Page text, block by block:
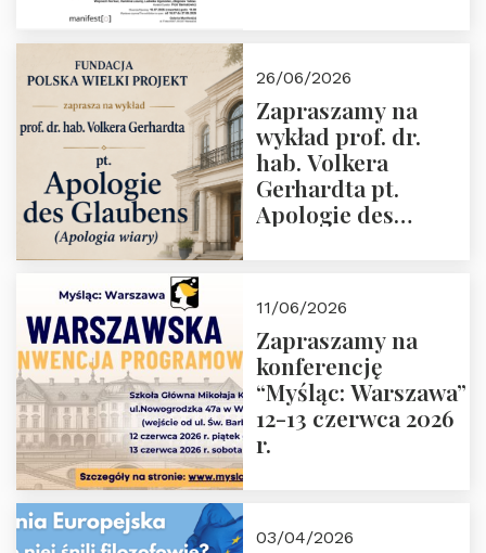
26/06/2026
Zapraszamy na
wykład prof. dr.
hab. Volkera
Gerhardta pt.
Apologie des
02.07.2026 r. godz.
18:00.
11/06/2026
Zapraszamy na
konferencję
“Myśląc: Warszawa”
12-13 czerwca 2026
r.
03/04/2026